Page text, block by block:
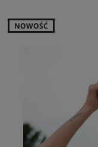
NOWOŚĆ